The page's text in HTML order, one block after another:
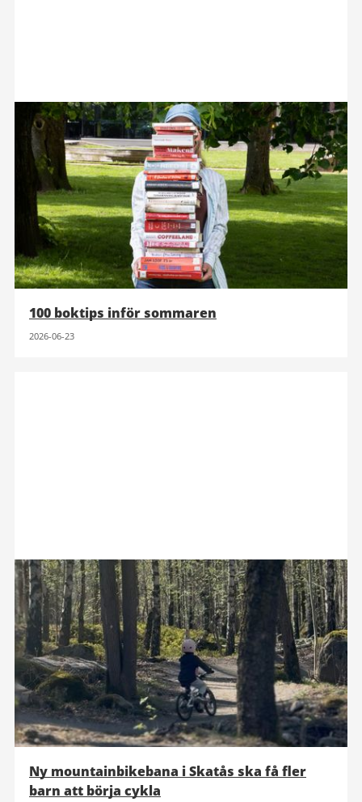
100 boktips inför sommaren
2026-06-23
Ny mountainbikebana i Skatås ska få fler
barn att börja cykla